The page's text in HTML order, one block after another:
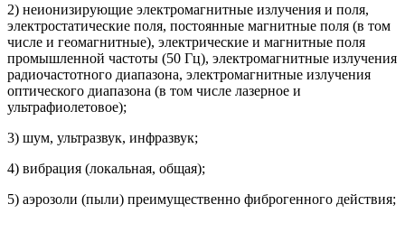
2) неионизирующие электромагнитные излучения и поля,
электростатические поля, постоянные магнитные поля (в том
числе и геомагнитные), электрические и магнитные поля
промышленной частоты (50 Гц), электромагнитные излучения
радиочастотного диапазона, электромагнитные излучения
оптического диапазона (в том числе лазерное и
ультрафиолетовое);
3) шум, ультразвук, инфразвук;
4) вибрация (локальная, общая);
5) аэрозоли (пыли) преимущественно фиброгенного действия;